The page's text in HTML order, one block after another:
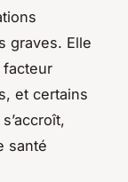
graves. Elle
facteur
et certains
santé